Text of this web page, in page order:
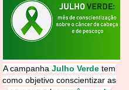
A campanha Julho Verde tem
como objetivo conscientizar as